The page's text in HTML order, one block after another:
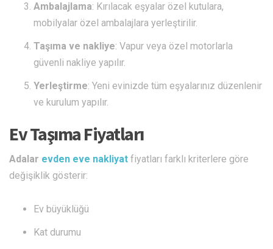
Ambalajlama: Kırılacak eşyalar özel kutulara,
mobilyalar özel ambalajlara yerleştirilir.
Taşıma ve nakliye: Vapur veya özel motorlarla
güvenli nakliye yapılır.
Yerleştirme: Yeni evinizde tüm eşyalarınız düzenlenir
ve kurulum yapılır.
Ev Taşıma Fiyatları
Adalar evden eve nakliyat fiyatları farklı kriterlere göre
değişiklik gösterir:
Ev büyüklüğü
Kat durumu